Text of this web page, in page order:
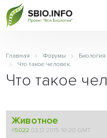
Главная Форумы Биология
Что такое человек.
Что такое
Животное
#5022 03.12.2015 10:20 GMT